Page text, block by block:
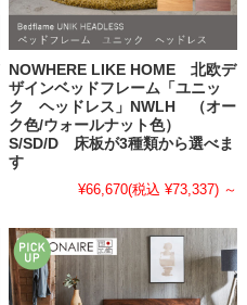
NOWHERE LIKE HOME 北欧デ
ザインベッドフレーム「ユニッ
ク ヘッドレス」NWLH （オー
ク色/ウォールナット色）
S/SD/D 床板が3種類から選べま
す
¥66,670(税込 ¥73,337) ～